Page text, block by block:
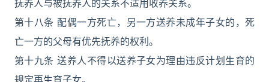
抚养人与被抚养人的关系不适用收养关系。
第十八条 配偶一方死亡，另一方送养未成年子女的，死
亡一方的父母有优先抚养的权利。
第十九条 送养人不得以送养子女为理由违反计划生育的
规定再生育子女。